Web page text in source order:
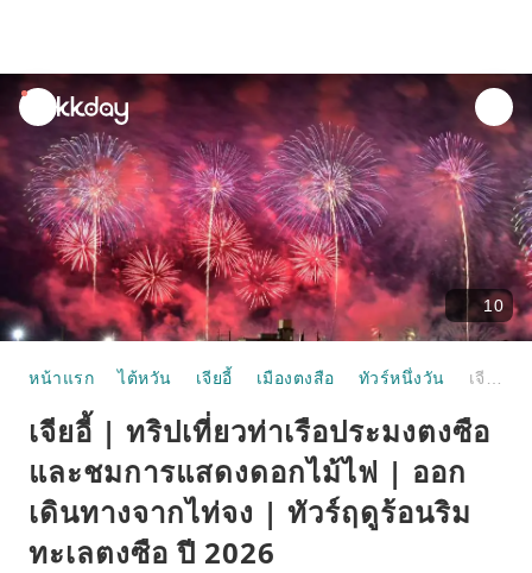
unread
notifications
10
หน้าแรก ไต้หวัน เจียอี้ เมืองตงสือ ทัวร์หนึ่งวัน
เจียอี้ | ทริปเที่ยวท่าเรือประมงตงซือ
และชมการแสดงดอกไม้ไฟ | ออก
เดินทางจากไท่จง | ทัวร์ฤดูร้อนริม
ทะเลตงซือ ปี 2026